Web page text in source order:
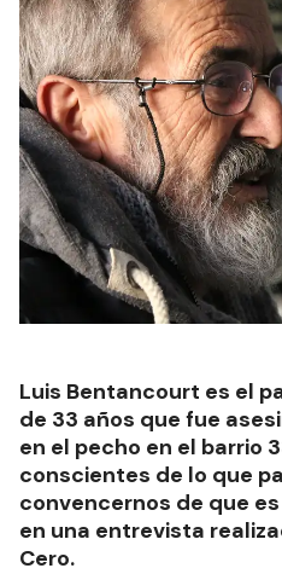
Luis Bentancourt es el
de 33 años que fue
en el pecho en el barrio
conscientes de lo que
convencernos de que
en una entrevista
Cero.